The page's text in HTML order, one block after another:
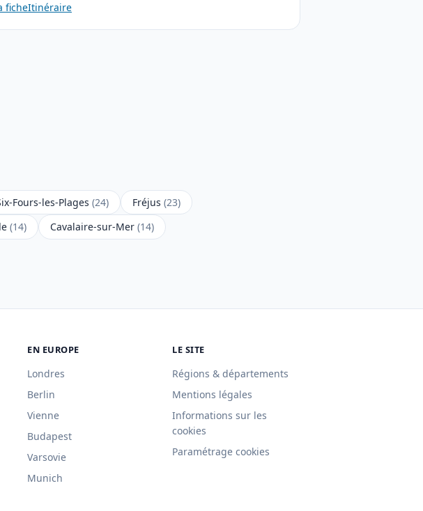
ficheItinéraire
Fours-les-Plages (24) Fréjus (23)
(14) Cavalaire-sur-Mer (14)
EN EUROPE
Londres
Berlin
Vienne
Budapest
Varsovie
Munich
LE SITE
Régions & départements
Mentions légales
Informations sur les
cookies
Paramétrage cookies